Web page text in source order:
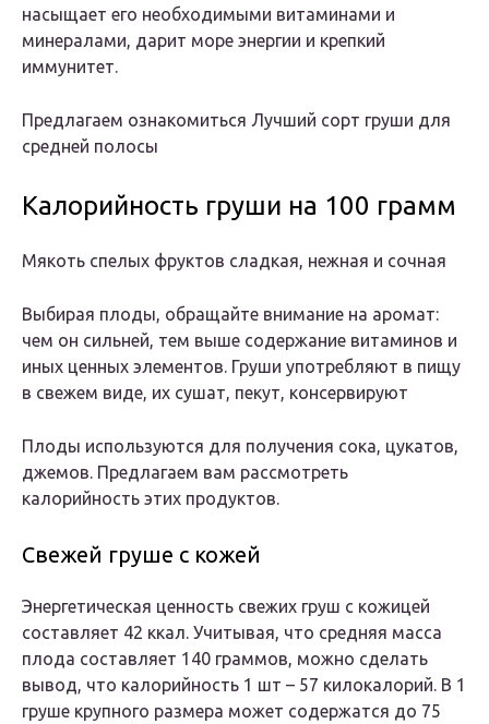
насыщает его необходимыми витаминами и
минералами, дарит море энергии и крепкий
иммунитет.
Предлагаем ознакомиться Лучший сорт груши для
средней полосы
Калорийность груши на 100 грамм
Мякоть спелых фруктов сладкая, нежная и сочная
Выбирая плоды, обращайте внимание на аромат:
чем он сильней, тем выше содержание витаминов и
иных ценных элементов. Груши употребляют в пищу
в свежем виде, их сушат, пекут, консервируют
Плоды используются для получения сока, цукатов,
джемов. Предлагаем вам рассмотреть
калорийность этих продуктов.
Свежей груше с кожей
Энергетическая ценность свежих груш с кожицей
составляет 42 ккал. Учитывая, что средняя масса
плода составляет 140 граммов, можно сделать
вывод, что калорийность 1 шт – 57 килокалорий. В 1
груше крупного размера может содержатся до 75